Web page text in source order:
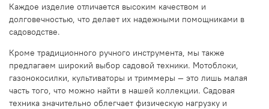
Каждое изделие отличается высоким качеством и
долговечностью, что делает их надежными помощниками в
садоводстве.
Кроме традиционного ручного инструмента, мы также
предлагаем широкий выбор садовой техники. Мотоблоки,
газонокосилки, культиваторы и триммеры — это лишь малая
часть того, что можно найти в нашей коллекции. Садовая
техника значительно облегчает физическую нагрузку и